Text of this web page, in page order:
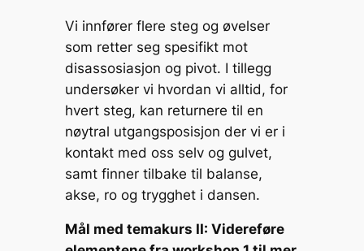
Vi innfører flere steg og øvelser
som retter seg spesifikt mot
disassosiasjon og pivot. I tillegg
undersøker vi hvordan vi alltid, for
hvert steg, kan returnere til en
nøytral utgangsposisjon der vi er i
kontakt med oss selv og gulvet,
samt finner tilbake til balanse,
akse, ro og trygghet i dansen.
Mål med temakurs II: Videreføre